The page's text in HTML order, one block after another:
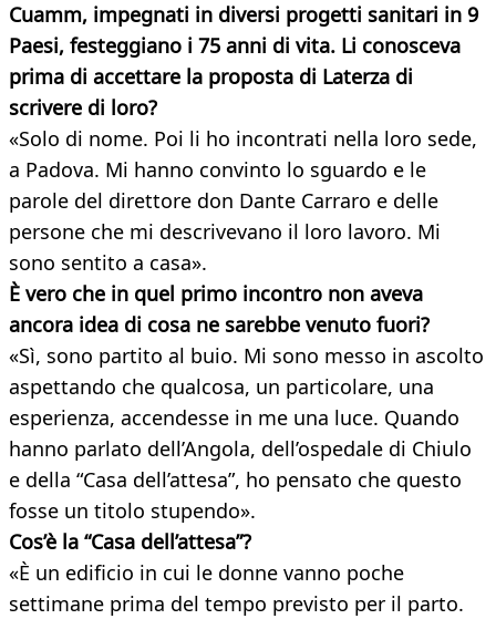
Cuamm, impegnati in diversi progetti sanitari in 9
Paesi, festeggiano i 75 anni di vita. Li conosceva
prima di accettare la proposta di Laterza di
scrivere di loro?
«Solo di nome. Poi li ho incontrati nella loro sede,
a Padova. Mi hanno convinto lo sguardo e le
parole del direttore don Dante Carraro e delle
persone che mi descrivevano il loro lavoro. Mi
sono sentito a casa».
È vero che in quel primo incontro non aveva
ancora idea di cosa ne sarebbe venuto fuori?
«Sì, sono partito al buio. Mi sono messo in ascolto
aspettando che qualcosa, un particolare, una
esperienza, accendesse in me una luce. Quando
hanno parlato dell’Angola, dell’ospedale di Chiulo
e della “Casa dell’attesa”, ho pensato che questo
fosse un titolo stupendo».
Cos’è la “Casa dell’attesa”?
«È un edificio in cui le donne vanno poche
settimane prima del tempo previsto per il parto.